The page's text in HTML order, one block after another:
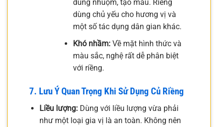
dùng nhuộm, tạo màu. Riềng
dùng chủ yếu cho hương vị và
một số tác dụng dân gian khác.
Khó nhầm:Về mặt hình thức và
màu sắc, nghệ rất dễ phân biệt
với riềng.
7. Lưu Ý Quan Trọng Khi Sử Dụng Củ Riềng
Liều lượng:Dùng với liều lượng vừa phải
như một loại gia vị là an toàn. Không nên